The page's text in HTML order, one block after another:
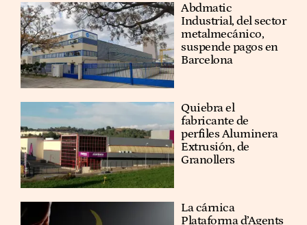
Abdmatic
Industrial, del sector
metalmecánico,
suspende pagos en
Barcelona
Quiebra el
fabricante de
perfiles Aluminera
Extrusión, de
Granollers
La cárnica
Plataforma d’Agents